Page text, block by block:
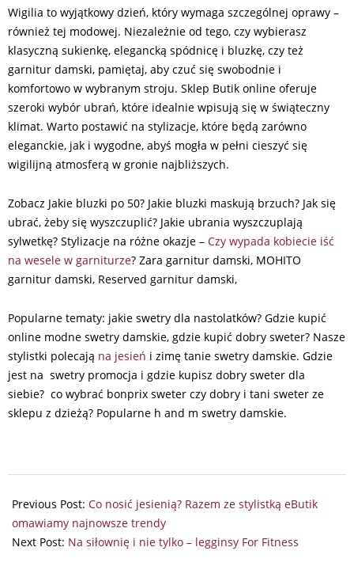
Wigilia to wyjątkowy dzień, który wymaga szczególnej oprawy –
również tej modowej. Niezależnie od tego, czy wybierasz
klasyczną sukienkę, elegancką spódnicę i bluzkę, czy też
garnitur damski, pamiętaj, aby czuć się swobodnie i
komfortowo w wybranym stroju. Sklep Butik online oferuje
szeroki wybór ubrań, które idealnie wpisują się w świąteczny
klimat. Warto postawić na stylizacje, które będą zarówno
eleganckie, jak i wygodne, abyś mogła w pełni cieszyć się
wigilijną atmosferą w gronie najbliższych.
Zobacz Jakie bluzki po 50? Jakie bluzki maskują brzuch? Jak się
ubrać, żeby się wyszczuplić? Jakie ubrania wyszczuplają
sylwetkę? Stylizacje na różne okazje – Czy wypada kobiecie iść
na wesele w garniturze? Zara garnitur damski, MOHITO
garnitur damski, Reserved garnitur damski,
Popularne tematy: jakie swetry dla nastolatków? Gdzie kupić
online modne swetry damskie, gdzie kupić dobry sweter? Nasze
stylistki polecają na jesień i zimę tanie swetry damskie. Gdzie
jest na swetry promocja i gdzie kupisz dobry sweter dla
siebie? co wybrać bonprix sweter czy dobry i tani sweter ze
sklepu z dzieżą? Popularne h and m swetry damskie.
10-
25
Previous Post: Co nosić jesienią? Razem ze stylistką eButik
omawiamy najnowsze trendy
Next Post: Na siłownię i nie tylko – legginsy For Fitness